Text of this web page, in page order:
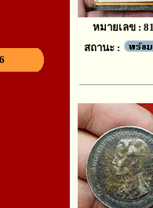
หมายเลข :
สถานะ :